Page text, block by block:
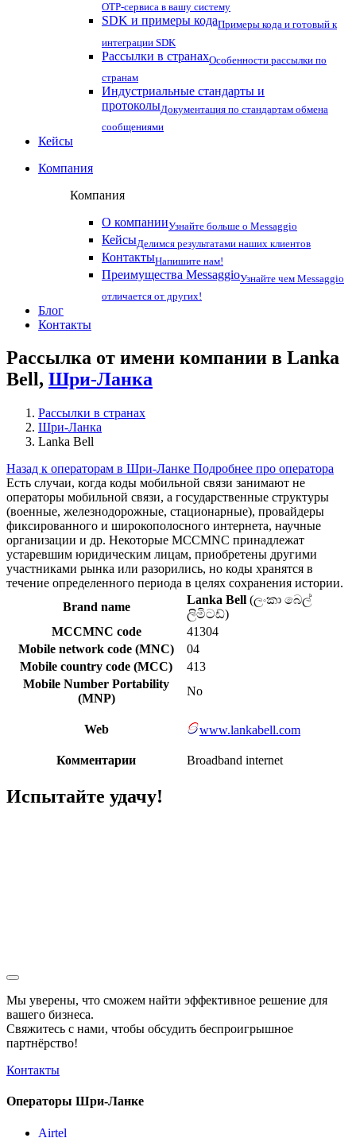
OTP-сервиса в вашу систему
SDK и примеры кодаПримеры кода и готовый к
интеграции SDK
Рассылки в странахОсобенности рассылки по
странам
Индустриальные стандарты и
протоколыДокументация по стандартам обмена
сообщениями
Кейсы
Компания
Компания
О компанииУзнайте больше о Messaggio
КейсыДелимся результатами наших клиентов
КонтактыНапишите нам!
Преимущества MessaggioУзнайте чем Messaggio
отличается от других!
Блог
Контакты
Рассылка от имени компании в Lanka
Bell, Шри-Ланка
Рассылки в странах
Шри-Ланка
Lanka Bell
Назад к операторам в Шри-Ланке Подробнее про оператора
Есть случаи, когда коды мобильной связи занимают не
операторы мобильной связи, а государственные структуры
(военные, железнодорожные, стационарные), провайдеры
фиксированного и широкополосного интернета, научные
организации и др. Некоторые MCCMNC принадлежат
устаревшим юридическим лицам, приобретены другими
участниками рынка или разорились, но коды хранятся в
течение определенного периода в целях сохранения истории.
Brand name
Lanka Bell (ලංකා බෙල්
ලිමිටඩ්)
MCCMNC code
41304
Mobile network code (MNC)
04
Mobile country code (MCC)
413
Mobile Number Portability
(MNP)
No
Web www.lankabell.com
Комментарии Broadband internet
Испытайте удачу!
Мы уверены, что сможем найти эффективное решение для
вашего бизнеса.
Свяжитесь с нами, чтобы обсудить беспроигрышное
партнёрство!
Контакты
Операторы Шри-Ланке
Airtel